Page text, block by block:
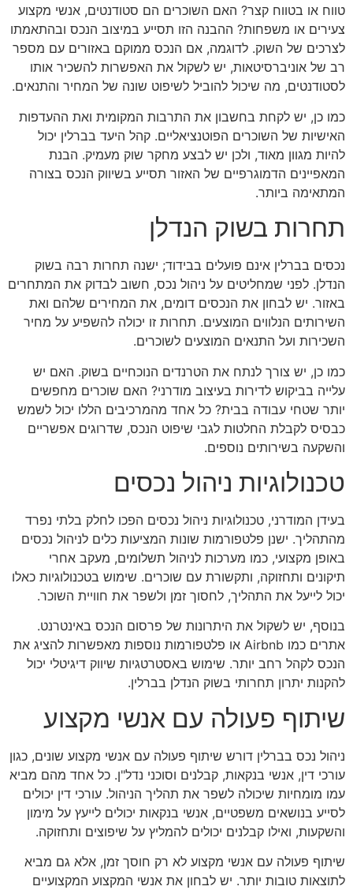
טווח או בטווח קצר? האם השוכרים הם סטודנטים, אנשי מקצוע
צעירים או משפחות? ההבנה הזו תסייע במיצוב הנכס ובהתאמתו
לצרכים של השוק. לדוגמה, אם הנכס ממוקם באזורים עם מספר
רב של אוניברסיטאות, יש לשקול את האפשרות להשכיר אותו
לסטודנטים, מה שיכול להוביל לשיפוט שונה של המחיר והתנאים.
כמו כן, יש לקחת בחשבון את התרבות המקומית ואת ההעדפות
האישיות של השוכרים הפוטנציאליים. קהל היעד בברלין יכול
להיות מגוון מאוד, ולכן יש לבצע מחקר שוק מעמיק. הבנת
המאפיינים הדמוגרפיים של האזור תסייע בשיווק הנכס בצורה
המתאימה ביותר.
תחרות בשוק הנדלן
נכסים בברלין אינם פועלים בבידוד; ישנה תחרות רבה בשוק
הנדלן. לפני שמחליטים על ניהול נכס, חשוב לבדוק את המתחרים
באזור. יש לבחון את הנכסים דומים, את המחירים שלהם ואת
השירותים הנלווים המוצעים. תחרות זו יכולה להשפיע על מחיר
השכירות ועל התנאים המוצעים לשוכרים.
כמו כן, יש צורך לנתח את הטרנדים הנוכחיים בשוק. האם יש
עלייה בביקוש לדירות בעיצוב מודרני? האם שוכרים מחפשים
יותר שטחי עבודה בבית? כל אחד מהמרכיבים הללו יכול לשמש
כבסיס לקבלת החלטות לגבי שיפוט הנכס, שדרוגים אפשריים
והשקעה בשירותים נוספים.
טכנולוגיות ניהול נכסים
בעידן המודרני, טכנולוגיות ניהול נכסים הפכו לחלק בלתי נפרד
מהתהליך. ישנן פלטפורמות שונות המציעות כלים לניהול נכסים
באופן מקצועי, כמו מערכות לניהול תשלומים, מעקב אחרי
תיקונים ותחזוקה, ותקשורת עם שוכרים. שימוש בטכנולוגיות כאלו
יכול לייעל את התהליך, לחסוך זמן ולשפר את חוויית השוכר.
בנוסף, יש לשקול את היתרונות של פרסום הנכס באינטרנט.
אתרים כמו Airbnb או פלטפורמות נוספות מאפשרות להציג את
הנכס לקהל רחב יותר. שימוש באסטרטגיות שיווק דיגיטלי יכול
להקנות יתרון תחרותי בשוק הנדלן בברלין.
שיתוף פעולה עם אנשי מקצוע
ניהול נכס בברלין דורש שיתוף פעולה עם אנשי מקצוע שונים, כגון
עורכי דין, אנשי בנקאות, קבלנים וסוכני נדל"ן. כל אחד מהם מביא
עמו מומחיות שיכולה לשפר את תהליך הניהול. עורכי דין יכולים
לסייע בנושאים משפטיים, אנשי בנקאות יכולים לייעץ על מימון
והשקעות, ואילו קבלנים יכולים להמליץ על שיפוצים ותחזוקה.
שיתוף פעולה עם אנשי מקצוע לא רק חוסך זמן, אלא גם מביא
לתוצאות טובות יותר. יש לבחון את אנשי המקצוע המקצועיים